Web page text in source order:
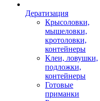
Дератизация
Крысоловки,
мышеловки,
кротоловки,
контейнеры
Клеи, ловушки,
подложки,
контейнеры
Готовые
приманки